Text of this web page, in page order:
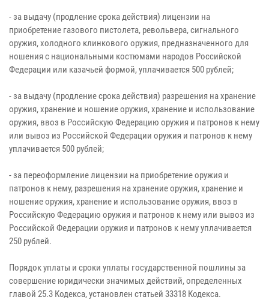
- за выдачу (продление срока действия) лицензии на
приобретение газового пистолета, револьвера, сигнального
оружия, холодного клинкового оружия, предназначенного для
ношения с национальными костюмами народов Российской
Федерации или казачьей формой, уплачивается 500 рублей;
- за выдачу (продление срока действия) разрешения на хранение
оружия, хранение и ношение оружия, хранение и использование
оружия, ввоз в Российскую Федерацию оружия и патронов к нему
или вывоз из Российской Федерации оружия и патронов к нему
уплачивается 500 рублей;
- за переоформление лицензии на приобретение оружия и
патронов к нему, разрешения на хранение оружия, хранение и
ношение оружия, хранение и использование оружия, ввоз в
Российскую Федерацию оружия и патронов к нему или вывоз из
Российской Федерации оружия и патронов к нему уплачивается
250 рублей.
Порядок уплаты и сроки уплаты государственной пошлины за
совершение юридически значимых действий, определенных
главой 25.3 Кодекса, установлен статьей 33318 Кодекса.